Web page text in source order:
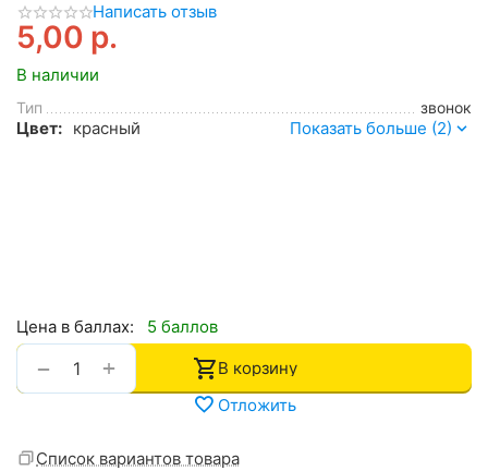
Написать отзыв
5,00 р.
В наличии
Тип звонок
Цвет: красный Показать больше (2)
Цена в баллах: 5 баллов
+
−
В корзину
Отложить
Список вариантов товара